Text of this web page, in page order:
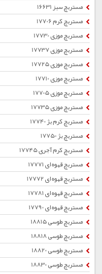
مستربچ سبز 16631
مستربچ کرم 17706
مستربچ موزی 17730
مستربچ موزی 17737
مستربچ موزی 17725
مستربچ موزی 17710
مستربچ موزی 17705
مستربچ موزی 17735
مستربچ کرم بژ 17740
مستربچ بژ 17750
مستربچ کرم آجری 17745
مستربچ قهوه ای 17771
مستربچ قهوه ای 17772
مستربچ قهوه ای 17781
مستربچ قهوه ای 17790
مستربچ طوسی 18815
مستربچ طوسی 18818
مستربچ طوسی 18820
مستربچ طوسی 18830